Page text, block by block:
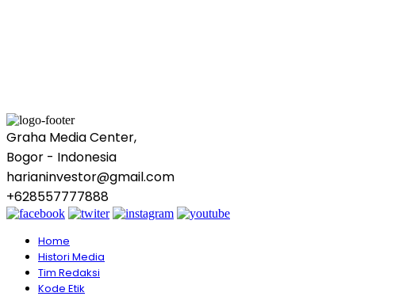
Graha Media Center,
Bogor - Indonesia
harianinvestor@gmail.com
+628557777888
Home
Histori Media
Tim Redaksi
Kode Etik